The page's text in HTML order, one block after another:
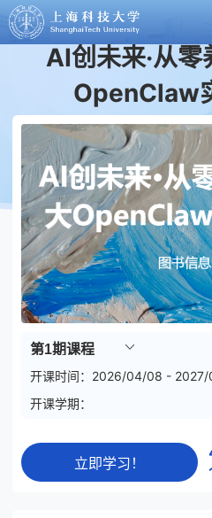
AI创未来·从
OpenClaw
开课时间： 2026/04/08 -
开课学期：
立即学习！